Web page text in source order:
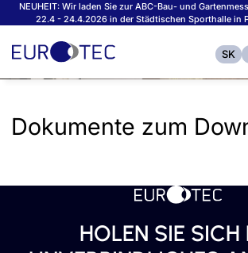
NEUHEIT: Wir laden Sie zur ABC-Bau- und
22.4 - 24.4.2026 in der Städtischen Sporthalle in
SK
Dokumente zum
HOLEN SIE SICH